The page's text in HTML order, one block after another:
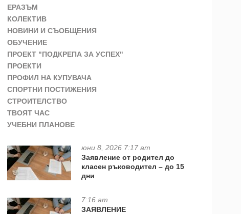
ЕРАЗЪМ
КОЛЕКТИВ
НОВИНИ И СЪОБЩЕНИЯ
ОБУЧЕНИЕ
ПРОЕКТ "ПОДКРЕПА ЗА УСПЕХ"
ПРОЕКТИ
ПРОФИЛ НА КУПУВАЧА
СПОРТНИ ПОСТИЖЕНИЯ
СТРОИТЕЛСТВО
ТВОЯТ ЧАС
УЧЕБНИ ПЛАНОВЕ
юни 8, 2026 7:17 am
Заявление от родител до
класен ръководител – до 15
дни
7:16 am
ЗАЯВЛЕНИЕ